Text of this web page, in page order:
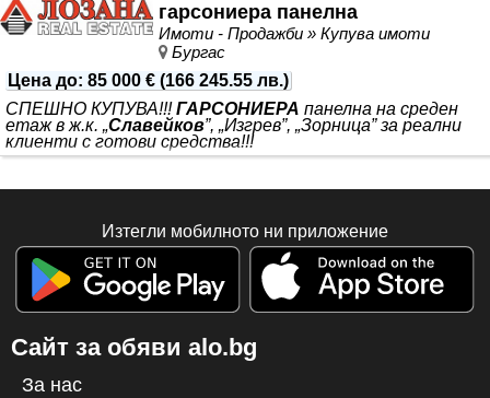
гарсониера панелна
Имоти - Продажби » Купува имоти
Бургас
Цена до: 85 000 € (166 245.55 лв.)
СПЕШНО КУПУВА!!!ГАРСОНИЕРА панелна на среден
етаж в ж.к. „Славейков”, „Изгрев”, „Зорница” за реални
клиенти с готови средства!!!
Изтегли мобилното ни приложение
Сайт за обяви alo.bg
За нас